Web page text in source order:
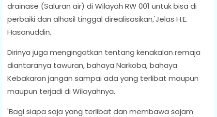
drainase (Saluran air) di Wilayah RW 001 untuk bisa di
perbaiki dan alhasil tinggal direalisasikan,'Jelas H.E.
Hasanuddin.
Dirinya juga mengingatkan tentang kenakalan remaja
diantaranya tawuran, bahaya Narkoba, bahaya
Kebakaran jangan sampai ada yang terlibat maupun
maupun terjadi di Wilayahnya.
'Bagi siapa saja yang terlibat dan membawa sajam